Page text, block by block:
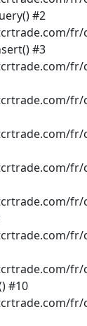
#2
fr/
#3
fr/
fr/
fr/
fr/
fr/
fr/
fr/
#10
fr/